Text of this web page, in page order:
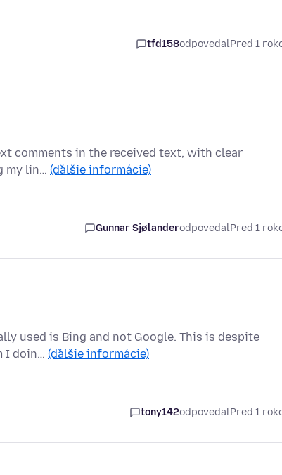
tfd158odpovedalPred 1
comments in the received text, with clear
my lin… (ďalšie informácie)
Gunnar SjølanderodpovedalPred 1
used is Bing and not Google. This is despite
I doin… (ďalšie informácie)
tony142odpovedalPred 1